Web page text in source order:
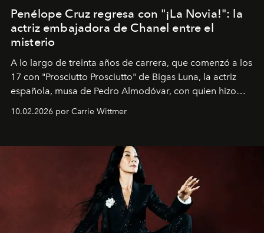
Penélope Cruz regresa con "¡La Novia!": la
actriz embajadora de Chanel entre el
misterio
A lo largo de treinta años de carrera, que comenzó a los
17 con "Prosciutto Prosciutto" de Bigas Luna, la actriz
española, musa de Pedro Almodóvar, con quien hizo
Barcelona", ha dividido su tiempo entre Europa y
dirigida por Maggie Gyllenhaal.
10.02.2026 por Carrie Wittmer